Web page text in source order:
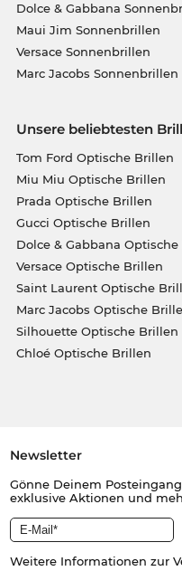
Dolce & Gabbana
Maui Jim Sonnenbrillen
Versace Sonnenbrillen
Marc Jacobs Sonnenbrillen
Unsere beliebtesten
Tom Ford Optische Brillen
Miu Miu Optische Brillen
Prada Optische Brillen
Gucci Optische Brillen
Dolce & Gabbana
Versace Optische Brillen
Saint Laurent Optische
Marc Jacobs Optische
Silhouette Optische Brillen
Chloé Optische Brillen
Newsletter
Gönne Deinem
exklusive Aktionen und
Weitere Informationen zur